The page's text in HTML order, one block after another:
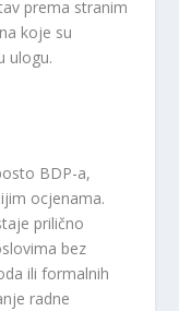
prema stranim
koje su
ulogu.
BDP-a,
ocjenama.
prilično
bez
ili formalnih
radne